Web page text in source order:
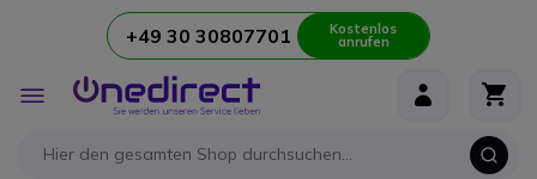
Zum Inhalt springen+49 30 30807701 Kostenlos
anrufen
Navigation
umschalten